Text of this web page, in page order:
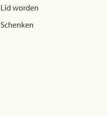
Lid worden
Schenken